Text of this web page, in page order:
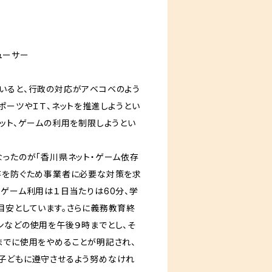
サー
と、行政の対応がアベコベのよう
ーツやＩＴ、ネットを推進しようとい
ト、ゲームの利用を制限しようとい
たのが「香川県ネット・ゲーム依存
を防ぐため事業者に必要な対策を求
ーム利用は１日当たりは60分、学
としています。さらに義務教育終
どの使用を午後９時までとし、そ
に使用をやめることが明記され、
どもに遵守させるよう努めなけれ